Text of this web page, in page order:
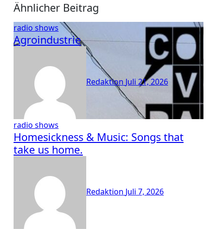
Ähnlicher Beitrag
radio shows
Agroindustrie
Redaktion Juli 21, 2026
radio shows
Homesickness & Music: Songs that
take us home.
Redaktion Juli 7, 2026